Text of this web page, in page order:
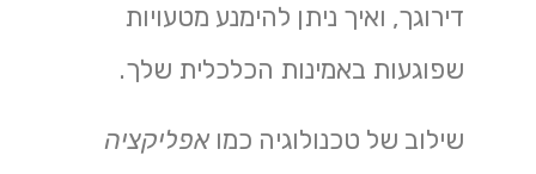
דירוגך, ואיך ניתן להימנע מטעויות
שפוגעות באמינות הכלכלית שלך.
שילוב של טכנולוגיה כמו אפליקציה